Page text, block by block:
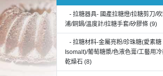
- 拉糖器具- 國產拉糖燈/拉糖剪刀/
浦/銅鍋/溫度計/拉糖手套/矽膠條 (9)
- 拉糖材料-金屬亮粉/珍珠糖(愛素糖
Isomalt)/葡萄糖漿/色液色膏/工藝用
乾燥石 (8)